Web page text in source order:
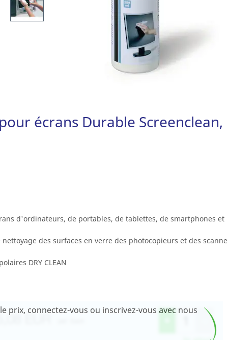
écrans Durable Screenclean,
d'ordinateurs, de portables, de tablettes, de smartphones et
des surfaces en verre des photocopieurs et des
DRY CLEAN
prix, connectez-vous ou inscrivez-vous avec nous